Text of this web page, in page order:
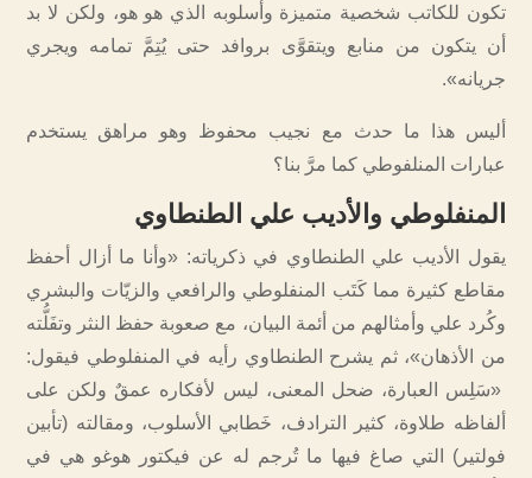
تكون للكاتب شخصية متميزة وأسلوبه الذي هو هو، ولكن لا بد
أن يتكون من منابع ويتقوَّى بروافد حتى يُتِمَّ تمامه ويجري
جريانه».
أليس هذا ما حدث مع نجيب محفوظ وهو مراهق يستخدم
عبارات المنلفوطي كما مرَّ بنا؟
المنفلوطي والأديب علي الطنطاوي
يقول الأديب علي الطنطاوي في ذكرياته: «وأنا ما أزال أحفظ
مقاطع كثيرة مما كَتَب المنفلوطي والرافعي والزيّات والبشري
وكُرد علي وأمثالهم من أئمة البيان، مع صعوبة حفظ النثر وتفَلُّته
من الأذهان»، ثم يشرح الطنطاوي رأيه في المنفلوطي فيقول:
«سَلِس العبارة، ضحل المعنى، ليس لأفكاره عمقٌ ولكن على
ألفاظه طلاوة، كثير الترادف، خَطابي الأسلوب، ومقالته (تأبين
فولتير) التي صاغ فيها ما تُرجم له عن فيكتور هوغو هي في